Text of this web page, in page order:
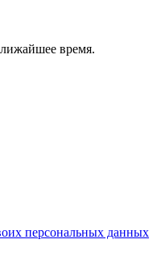
время.
персональных данных